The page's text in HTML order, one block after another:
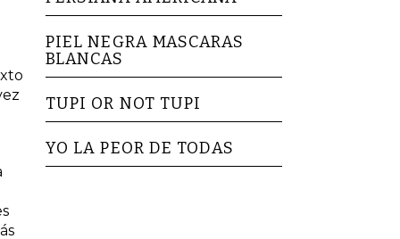
PIEL NEGRA MASCARAS
BLANCAS
TUPI OR NOT TUPI
YO LA PEOR DE TODAS